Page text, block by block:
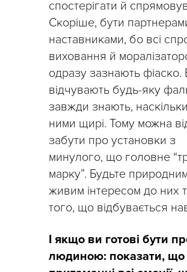
спостерігати й
Скоріше, бути
наставниками, бо всі
виховання й
одразу зазнають фіаско.
відчувають будь-яку
завжди знають,
ними щирі. Тому можна
забути про установки з
минулого, що головне
марку”. Будьте
живим інтересом до них
того, що відбувається
І якщо ви готові бути
людиною: показати,